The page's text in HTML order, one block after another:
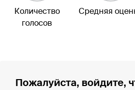
Количество
голосов
Средняя
Пожалуйста, войдите,